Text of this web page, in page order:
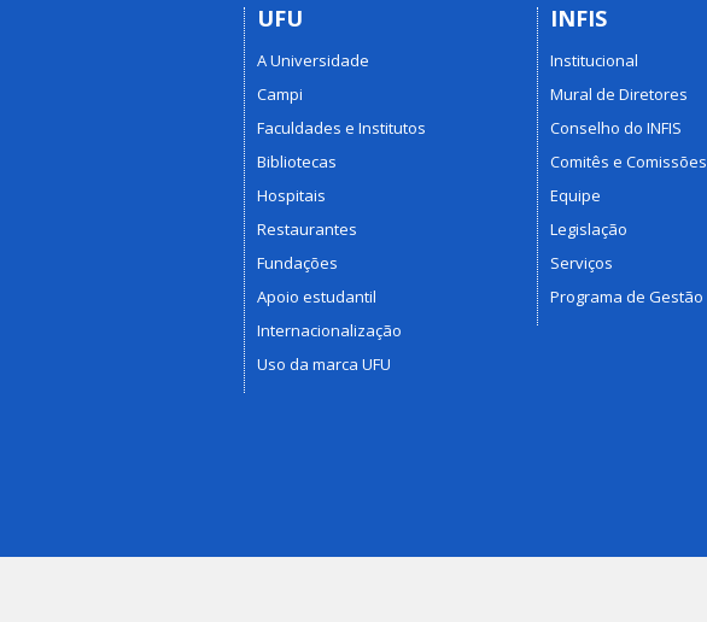
UFU
A Universidade
Campi
Faculdades e Institutos
Bibliotecas
Hospitais
Restaurantes
Fundações
Apoio estudantil
Internacionalização
Uso da marca UFU
INFIS
Institucional
Mural de Diretores
Conselho do INFIS
Comitês e Comissões
Equipe
Legislação
Serviços
Programa de Gestão